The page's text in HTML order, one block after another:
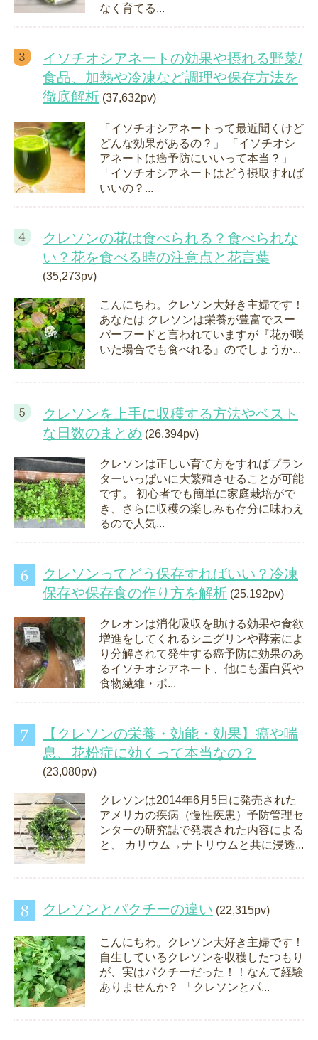
なく育てる...
イソチオシアネートの効果や摂れる野菜/
食品、加熱や冷凍など調理や保存方法を
徹底解析 (37,632pv)
「イソチオシアネートって最近聞くけど
どんな効果があるの？」 「イソチオシ
アネートは癌予防にいいって本当？」
「イソチオシアネートはどう摂取すれば
いいの？...
クレソンの花は食べられる？食べられな
い？花を食べる時の注意点と花言葉
(35,273pv)
こんにちわ。クレソン大好き主婦です！
あなたは クレソンは栄養が豊富でスー
パーフードと言われていますが『花が咲
いた場合でも食べれる』のでしょうか...
クレソンを上手に収穫する方法やベスト
な日数のまとめ (26,394pv)
クレソンは正しい育て方をすればプラン
ターいっぱいに大繁殖させることが可能
です。 初心者でも簡単に家庭栽培がで
き、さらに収穫の楽しみも存分に味わえ
るので人気...
クレソンってどう保存すればいい？冷凍
保存や保存食の作り方を解析 (25,192pv)
クレオンは消化吸収を助ける効果や食欲
増進をしてくれるシニグリンや酵素によ
り分解されて発生する癌予防に効果のあ
るイソチオシアネート、他にも蛋白質や
食物繊維・ポ...
【クレソンの栄養・効能・効果】癌や喘
息、花粉症に効くって本当なの？
(23,080pv)
クレソンは2014年6月5日に発売された
アメリカの疾病（慢性疾患）予防管理セ
ンターの研究誌で発表された内容による
と、 カリウム→ナトリウムと共に浸透...
クレソンとパクチーの違い (22,315pv)
こんにちわ。クレソン大好き主婦です！
自生しているクレソンを収穫したつもり
が、実はパクチーだった！！なんて経験
ありませんか？ 「クレソンとパ...